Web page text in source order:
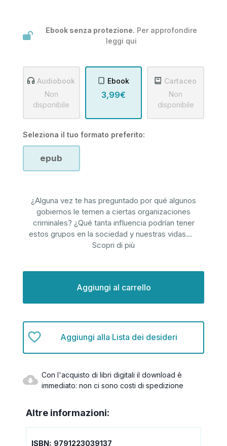
Ebook senza protezione. Per approfondire
leggi qui
Audiobook
Non
disponibile
Ebook
3,99€
Cartaceo
Non
disponibile
Seleziona il tuo formato preferito:
epub
¿Alguna vez te has preguntado por qué algunos
gobiernos le temen a ciertas organizaciones
criminales? ¿Qué tanta influencia podrían tener
estos grupos en la sociedad y nuestras vidas...
Scopri di più
Aggiungi alla Lista dei desideri
Con l'acquisto di libri digitali il download è
immediato: non ci sono costi di spedizione
Altre informazioni:
ISBN: 9791223039137